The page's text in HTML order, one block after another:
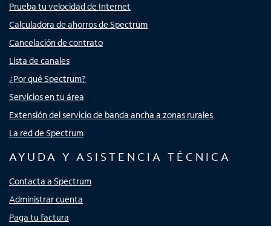
Prueba tu velocidad de Internet
Calculadora de ahorros de Spectrum
Cancelación de contrato
Lista de canales
¿Por qué Spectrum?
Servicios en tu área
Extensión del servicio de banda ancha a zonas rurales
La red de Spectrum
AYUDA Y ASISTENCIA TÉCNICA
Contacta a Spectrum
Administrar cuenta
Paga tu factura